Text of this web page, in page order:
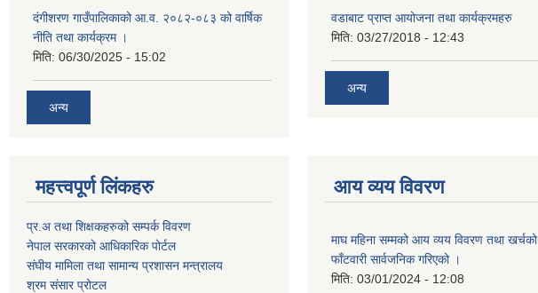
दंगीशरण गाउँपालिकाको आ.व. २०८२-०८३ को वार्षिक
नीति तथा कार्यक्रम ।
मिति: 06/30/2025 - 15:02
अन्य
वडाबाट प्राप्त आयोजना तथा कार्यक्रमहरु
मिति: 03/27/2018 - 12:43
अन्य
महत्त्वपूर्ण लिंकहरु
प्र.अ तथा शिक्षकहरुको सम्पर्क विवरण
नेपाल सरकारको आधिकारिक पोर्टल
संघीय मामिला तथा सामान्य प्रशासन मन्त्रालय
श्रम संसार प्रोटल
आय व्यय विवरण
माघ महिना सम्मको आय व्यय विवरण तथा खर्चको
फाँटवारी सार्वजनिक गरिएको ।
मिति: 03/01/2024 - 12:08